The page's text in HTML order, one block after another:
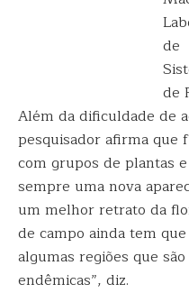
de
de
Além da dificuldade de
pesquisador afirma que
com grupos de plantas
sempre uma nova
um melhor retrato da
de campo ainda tem
algumas regiões que
endêmicas”, diz.